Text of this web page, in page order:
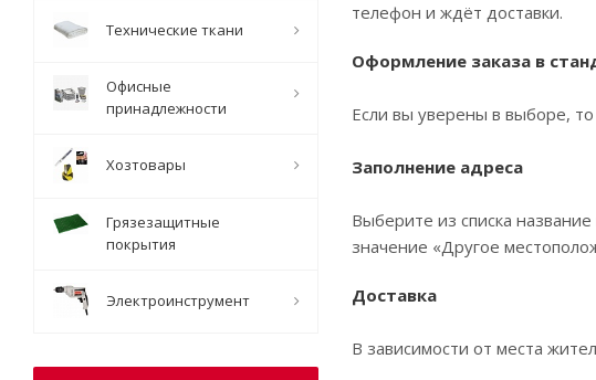
телефон и ждёт доставки.
Оформление заказа в
Если вы уверены в выборе,
Заполнение адреса
Выберите из списка
значение «Другое
Доставка
В зависимости от места
Технические ткани
Офисные
принадлежности
Хозтовары
Грязезащитные
покрытия
Электроинструмент